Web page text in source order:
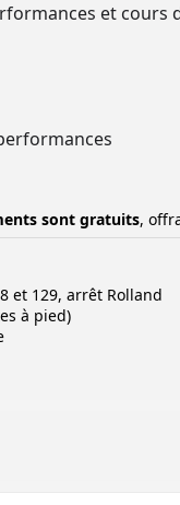
et cours
sont gratuits,
et 129, arrêt Rolland
à pied)